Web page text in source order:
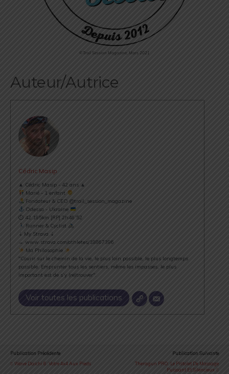
©Trail Session Magazine, Mars 2021
Auteur/Autrice
Cédric Masip
▲ Cédric Masip - 42 ans ▲
Marié - 1 enfant
Fondateur & CEO @trail_session_magazine
Odessa - Ukraine
⏱ 42.195km [RP] 2h46’52
Runner & Cyclist
⇣ My Strava ⇣
→ www.strava.com/athletes/18867396
Ma Philosophie
"Courir sur le chemin de la vie, le plus loin possible, le plus longtemps
possible. Emprunter tous les sentiers, même les impasses, le plus
important est de s’y (re)trouver".
Voir toutes les publications
Publication Précédente
Wave Daichi 6 : Votre 4x4 Aux Pieds
Publication Suivante
Theragun PRO : Le Pistolet De Massage
Puissant Et Silencieux